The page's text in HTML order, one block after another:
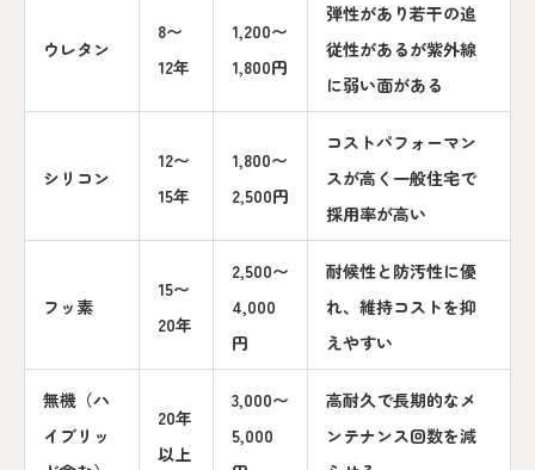
ウレタン
8〜
12年
1,200〜
1,800円
弾性があり若干の追
従性があるが紫外線
に弱い面がある
シリコン
12〜
15年
1,800〜
2,500円
コストパフォーマン
スが高く一般住宅で
採用率が高い
フッ素
15〜
20年
2,500〜
4,000
円
耐候性と防汚性に優
れ、維持コストを抑
えやすい
無機（ハ
イブリッ
20年
以上
3,000〜
5,000
高耐久で長期的なメ
ンテナンス回数を減